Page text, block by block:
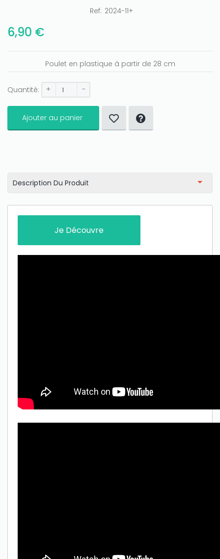
Ref: 2024-11+
6,90 €
Poulet en plastique à partir de 28 cm
Quantité: + -
Ajouter au panier
Description Du Produit
Je Découvre
Only play atJoo casinoif you really want to win a huge